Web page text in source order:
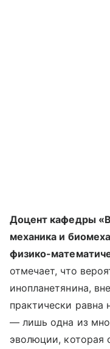
Доцент кафедры
механика и
физико-
отмечает, что
инопланетянина,
практически равна
— лишь одна из
эволюции, которая